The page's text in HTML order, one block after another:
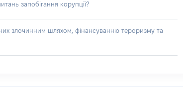
запобігання корупції?
злочинним шляхом, фінансуванню тероризму та